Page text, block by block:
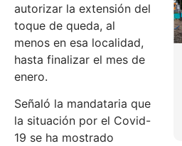
autorizar la extensión del
toque de queda, al
menos en esa localidad,
hasta finalizar el mes de
enero.
Señaló la mandataria que
la situación por el Covid-
19 se ha mostrado